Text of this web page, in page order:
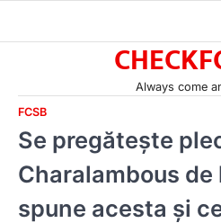
Always come
FCSB
Se pregătește
Charalambous de
spune acesta și